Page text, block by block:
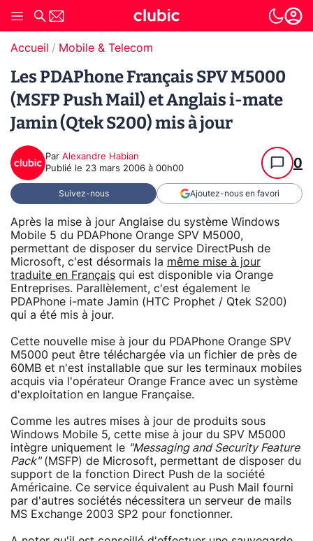
Accueil Mobile & Telecom
Les PDAPhone Français SPV M5000
(MSFP Push Mail) et Anglais i-mate
Jamin (Qtek S200) mis à jour
Par Alexandre Habian
Publié le 23 mars 2006 à 00h00 0
Suivez-nous Ajoutez-nous en favori
Après la mise à jour Anglaise du système Windows
Mobile 5 du PDAPhone Orange SPV M5000,
permettant de disposer du service DirectPush de
Microsoft, c'est désormais la même mise à jour
traduite en Français qui est disponible via Orange
Entreprises. Parallèlement, c'est également le
PDAPhone i-mate Jamin (HTC Prophet / Qtek S200)
qui a été mis à jour.
Cette nouvelle mise à jour du PDAPhone Orange SPV
M5000 peut être téléchargée via un fichier de près de
60MB et n'est installable que sur les terminaux mobiles
acquis via l'opérateur Orange France avec un système
d'exploitation en langue Française.
Comme les autres mises à jour de produits sous
Windows Mobile 5, cette mise à jour du SPV M5000
intègre uniquement le "Messaging and Security Feature
Pack"(MSFP) de Microsoft, permettant de disposer du
support de la fonction Direct Push de la société
Américaine. Ce service équivalent au Push Mail fourni
par d'autres sociétés nécessitera un serveur de mails
MS Exchange 2003 SP2 pour fonctionner.